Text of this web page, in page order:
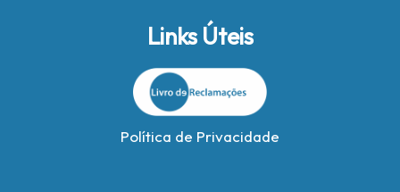
Links Úteis
Política de Privacidade